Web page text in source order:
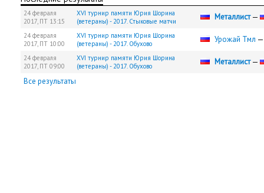
24 февраля
2017, ПТ 13:15
XVI турнир памяти Юрия Шорина
(ветераны) - 2017. Стыковые матчи
Металлист—
24 февраля
2017, ПТ 10:00
XVI турнир памяти Юрия Шорина
(ветераны) - 2017. Обухово
Урожай Тмл
24 февраля
2017, ПТ 09:00
XVI турнир памяти Юрия Шорина
(ветераны) - 2017. Обухово
Металлист—
Все результаты